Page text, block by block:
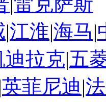
|江淮|海马|
迪拉克|五
|英菲尼迪|